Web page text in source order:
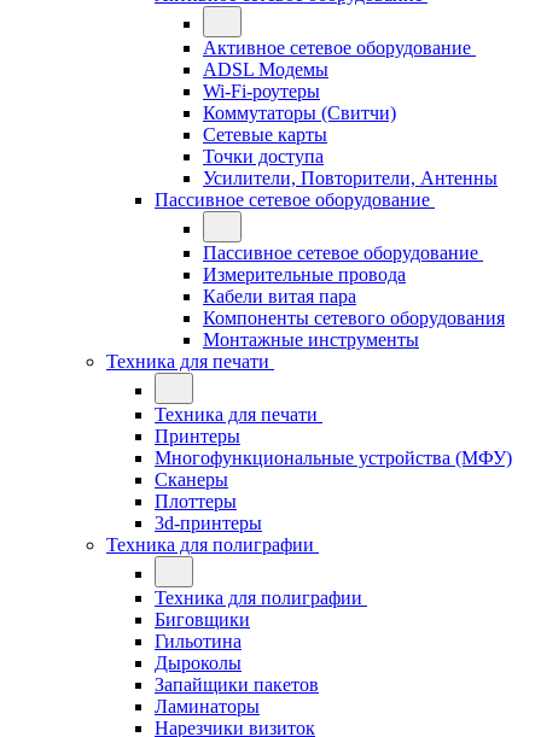
Активное сетевое оборудование
ADSL Модемы
Wi-Fi-роутеры
Коммутаторы (Свитчи)
Сетевые карты
Точки доступа
Усилители, Повторители, Антенны
Пассивное сетевое оборудование
Пассивное сетевое оборудование
Измерительные провода
Кабели витая пара
Компоненты сетевого оборудования
Монтажные инструменты
Техника для печати
Техника для печати
Принтеры
Многофункциональные устройства (МФУ)
Сканеры
Плоттеры
3d-принтеры
Техника для полиграфии
Техника для полиграфии
Биговщики
Гильотина
Дыроколы
Запайщики пакетов
Ламинаторы
Нарезчики визиток